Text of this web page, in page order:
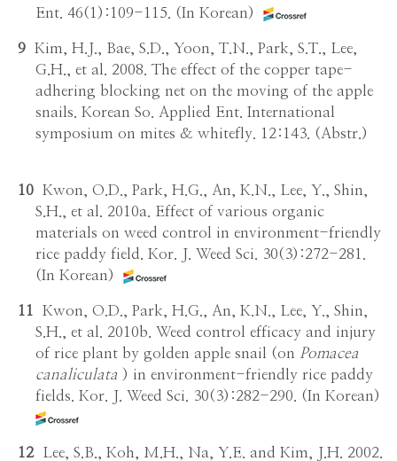
Ent. 46(1):109-115. (In Korean)
9 Kim, H.J., Bae, S.D., Yoon, T.N., Park, S.T., Lee,
G.H., et al. 2008. The effect of the copper tape-
adhering blocking net on the moving of the apple
snails. Korean So. Applied Ent. International
symposium on mites & whitefly. 12:143. (Abstr.)
10 Kwon, O.D., Park, H.G., An, K.N., Lee, Y., Shin,
S.H., et al. 2010a. Effect of various organic
materials on weed control in environment-friendly
rice paddy field. Kor. J. Weed Sci. 30(3):272-281.
(In Korean)
11
Kwon, O.D., Park, H.G., An, K.N., Lee, Y., Shin,
S.H., et al. 2010b. Weed control efficacy and injury
of rice plant by golden apple snail (on Pomacea
canaliculata ) in environment-friendly rice paddy
fields. Kor. J. Weed Sci. 30(3):282-290. (In Korean)
12
Lee, S.B., Koh, M.H., Na, Y.E. and Kim, J.H. 2002.